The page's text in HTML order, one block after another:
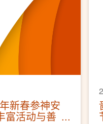
新春参神安
富活动与善